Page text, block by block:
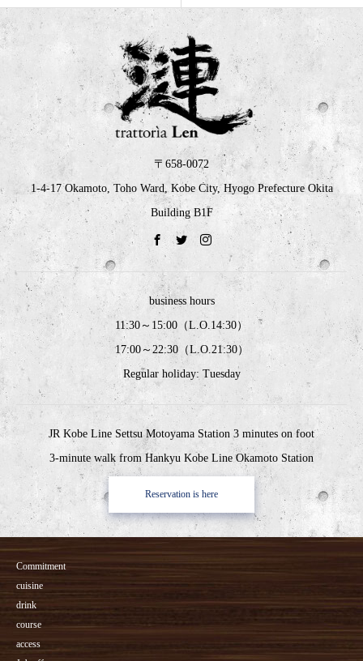
〒658-0072
1-4-17 Okamoto, Toho Ward, Kobe City, Hyogo Prefecture Okita
Building B1F
business hours
11:30～15:00（L.O.14:30）
17:00～22:30（L.O.21:30）
Regular holiday: Tuesday
JR Kobe Line Settsu Motoyama Station 3 minutes on foot
3-minute walk from Hankyu Kobe Line Okamoto Station
Reservation is here
Commitment
cuisine
drink
course
access